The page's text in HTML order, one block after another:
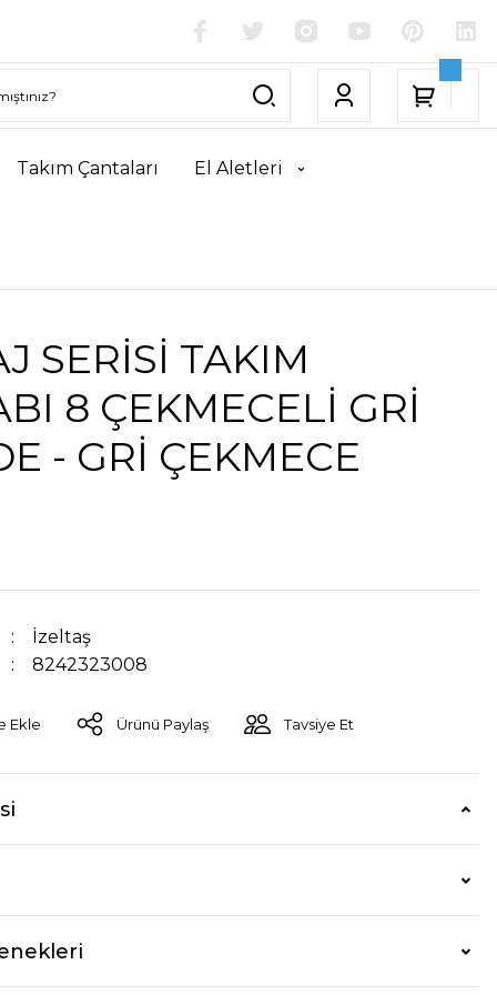
Takım Çantaları El Aletleri
SERİSİ TAKIM
8 ÇEKMECELİ GRİ
- GRİ ÇEKMECE
İzeltaş
8242323008
Ürünü Paylaş Tavsiye Et